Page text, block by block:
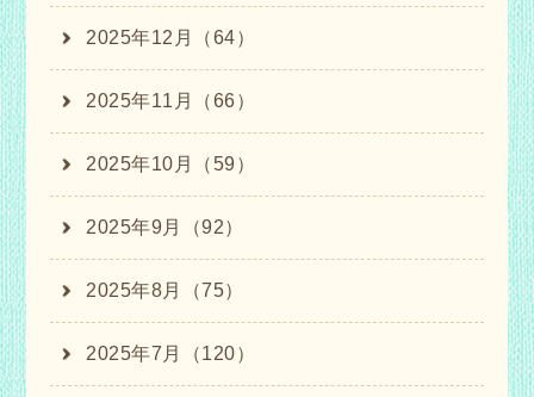
2025年12月（64）
2025年11月（66）
2025年10月（59）
2025年9月（92）
2025年8月（75）
2025年7月（120）